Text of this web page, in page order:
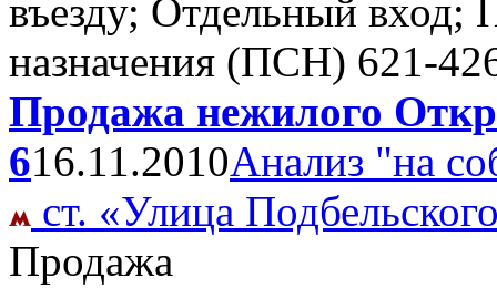
въезду; Отдельный вход;
назначения (ПСН) 621-
Продажа нежилого
616.11.2010Анализ "на
ст. «Улица
Продажа